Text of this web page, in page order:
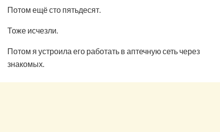
Потом ещё сто пятьдесят.
Тоже исчезли.
Потом я устроила его работать в аптечную сеть через
знакомых.